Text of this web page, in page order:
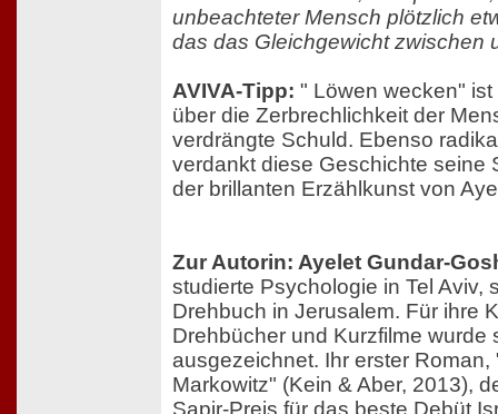
unbeachteter Mensch plötzlich
das das Gleichgewicht zwischen
AVIVA-Tipp: " Löwen wecken"
über die Zerbrechlichkeit der
verdrängte Schuld. Ebenso
verdankt diese Geschichte seine
der brillanten Erzählkunst von
Zur Autorin: Ayelet Gundar-
studierte Psychologie in Tel Aviv,
Drehbuch in Jerusalem. Für ihre
Drehbücher und Kurzfilme wurde
ausgezeichnet. Ihr erster Roman,
Markowitz" (Kein & Aber, 2013),